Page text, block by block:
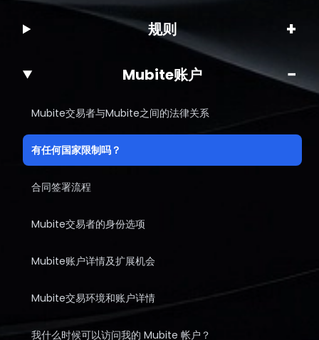
规则 +
Mubite账户 −
Mubite交易者与Mubite之间的法律关系
有任何国家限制吗？
合同签署流程
Mubite交易者的身份选项
Mubite账户详情及扩展机会
Mubite交易环境和账户详情
我什么时候可以访问我的 Mubite 帐户？